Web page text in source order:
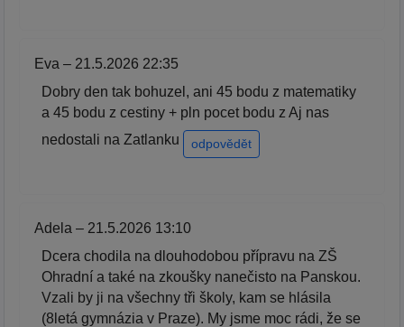
Eva – 21.5.2026 22:35
Dobry den tak bohuzel, ani 45 bodu z matematiky
a 45 bodu z cestiny + pln pocet bodu z Aj nas
nedostali na Zatlanku
odpovědět
Adela – 21.5.2026 13:10
Dcera chodila na dlouhodobou přípravu na ZŠ
Ohradní a také na zkoušky nanečisto na Panskou.
Vzali by ji na všechny tři školy, kam se hlásila
(8letá gymnázia v Praze). My jsme moc rádi, že se